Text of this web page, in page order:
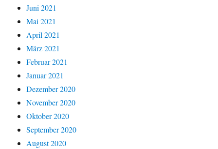
Juni 2021
Mai 2021
April 2021
März 2021
Februar 2021
Januar 2021
Dezember 2020
November 2020
Oktober 2020
September 2020
August 2020